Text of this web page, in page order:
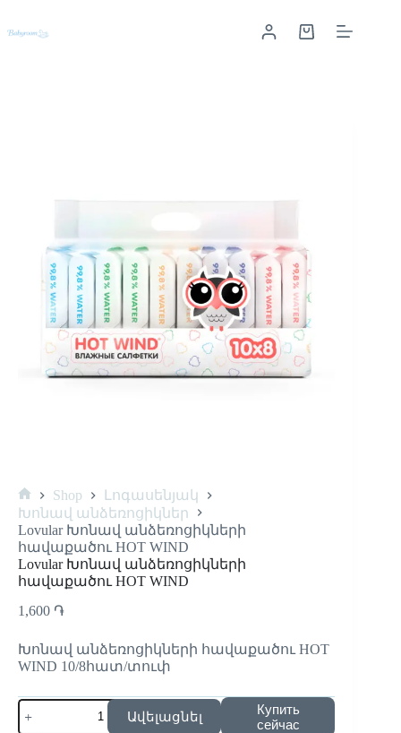
Shop
Լոգասենյակ
Խոնավ անձեռոցիկներ
Lovular Խոնավ անձեռոցիկների
հավաքածու HOT WIND
Lovular Խոնավ անձեռոցիկների
հավաքածու HOT WIND
1,600 ֏
Խոնավ անձեռոցիկների հավաքածու HOT
WIND 10/8հատ/տուփ
Ավելացնել
Купить
сейчас